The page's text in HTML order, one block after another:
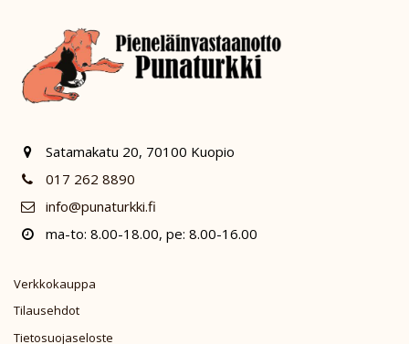
Satamakatu 20, 70100 Kuopio
017 262 8890
info@punaturkki.fi
ma-to: 8.00-18.00, pe: 8.00-16.00
Verkkokauppa
Tilausehdot
Tietosuojaseloste